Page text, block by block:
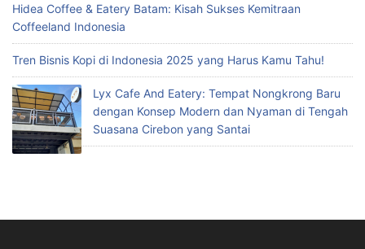
Hidea Coffee & Eatery Batam: Kisah Sukses Kemitraan
Coffeeland Indonesia
Tren Bisnis Kopi di Indonesia 2025 yang Harus Kamu Tahu!
Lyx Cafe And Eatery: Tempat Nongkrong Baru
dengan Konsep Modern dan Nyaman di Tengah
Suasana Cirebon yang Santai